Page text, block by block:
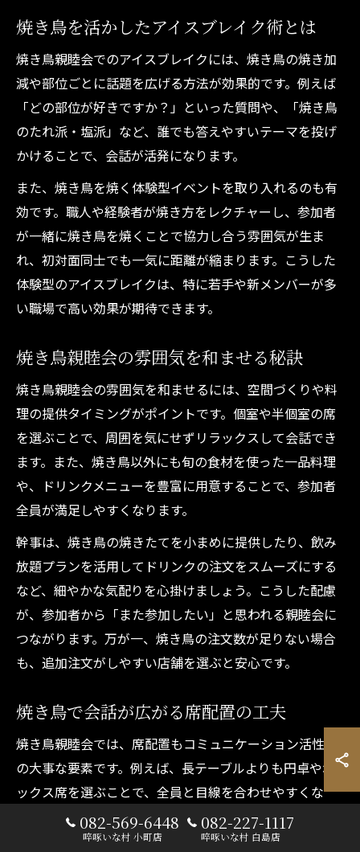
焼き鳥を活かしたアイスブレイク術とは
焼き鳥親睦会でのアイスブレイクには、焼き鳥の焼き加
減や部位ごとに話題を広げる方法が効果的です。例えば
「どの部位が好きですか？」といった質問や、「焼き鳥
のたれ派・塩派」など、誰でも答えやすいテーマを投げ
かけることで、会話が活発になります。
また、焼き鳥を焼く体験型イベントを取り入れるのも有
効です。職人や経験者が焼き方をレクチャーし、参加者
が一緒に焼き鳥を焼くことで協力し合う雰囲気が生ま
れ、初対面同士でも一気に距離が縮まります。こうした
体験型のアイスブレイクは、特に若手や新メンバーが多
い職場で高い効果が期待できます。
焼き鳥親睦会の雰囲気を和ませる秘訣
焼き鳥親睦会の雰囲気を和ませるには、空間づくりや料
理の提供タイミングがポイントです。個室や半個室の席
を選ぶことで、周囲を気にせずリラックスして会話でき
ます。また、焼き鳥以外にも旬の食材を使った一品料理
や、ドリンクメニューを豊富に用意することで、参加者
全員が満足しやすくなります。
幹事は、焼き鳥の焼きたてを小まめに提供したり、飲み
放題プランを活用してドリンクの注文をスムーズにする
など、細やかな気配りを心掛けましょう。こうした配慮
が、参加者から「また参加したい」と思われる親睦会に
つながります。万が一、焼き鳥の注文数が足りない場合
も、追加注文がしやすい店舗を選ぶと安心です。
焼き鳥で会話が広がる席配置の工夫
焼き鳥親睦会では、席配置もコミュニケーション活性化
の大事な要素です。例えば、長テーブルよりも円卓やボ
ックス席を選ぶことで、全員と目線を合わせやすくな
り、会話の輪が自然と広がります。幹事は、初対面同士
や普段話す機会が少ないメンバーを近くに配置すること
082-569-6448
啐啄いな村 小町店
082-227-1117
啐啄いな村 白島店